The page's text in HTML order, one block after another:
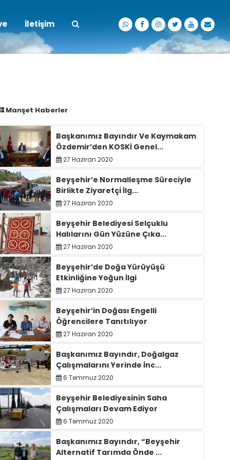
İletişim
Manşet Haberler
Başkanımız Bayındır Ve Kaymakam
Özdemir’den KOSKİ Genel...
27 Haziran 2020
Beyşehir’e Normalleşme Süreciyle
Birlikte Ziyaretçi İlg...
27 Haziran 2020
Beyşehir Belediyesi Selçuklu
Halılarını Gün Yüzüne Çıka...
27 Haziran 2020
Beyşehir’de Doğa Yürüyüşü
Etkinliğine Yoğun İlgi
27 Haziran 2020
Beyşehir’in Doğası Engelli
Öğrencilere Tanıtılıyor
27 Haziran 2020
Başkanımız Bayındır, Doğalgaz
Çalışmalarını Yerinde İnc...
6 Temmuz 2020
Beyşehir Belediyesinin Saha
Çalışmaları Devam Ediyor
6 Temmuz 2020
Başkanımız Bayındır, “Beyşehir
Alternatif Tarımda Önde ...